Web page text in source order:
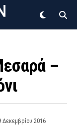
–
Δεκεμβρίου 2016